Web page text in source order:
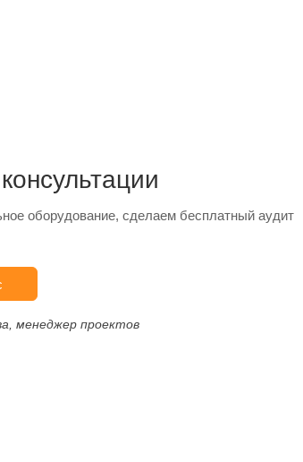
оборудование, сделаем бесплатный аудит
менеджер проектов